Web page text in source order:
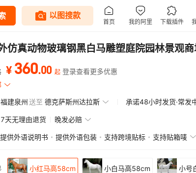
仿真动物玻璃钢黑白马雕塑庭院园林景观
¥ 360.00 起 登录查看更多优惠
福建泉州送至 德克萨斯州达拉斯 承诺48小时发货·常发
7天无理由退货 晚发必赔
提供外语说明书 提供外语包装 支持跨境贴标 支持贴箱唛
小红马高58cm 小白马高58cm 小号